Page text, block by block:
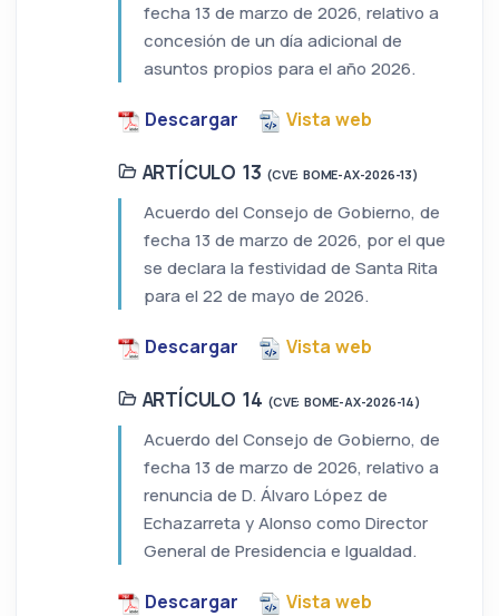
fecha 13 de marzo de 2026, relativo a
concesión de un día adicional de
asuntos propios para el año 2026.
Descargar Vista web
ARTÍCULO 13 (CVE: BOME-AX-2026-13)
Acuerdo del Consejo de Gobierno, de
fecha 13 de marzo de 2026, por el que
se declara la festividad de Santa Rita
para el 22 de mayo de 2026.
Descargar Vista web
ARTÍCULO 14 (CVE: BOME-AX-2026-14)
Acuerdo del Consejo de Gobierno, de
fecha 13 de marzo de 2026, relativo a
renuncia de D. Álvaro López de
Echazarreta y Alonso como Director
General de Presidencia e Igualdad.
Descargar Vista web